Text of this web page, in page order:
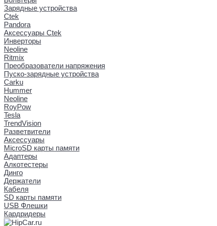
Зарядные устройства
Ctek
Pandora
Аксессуары Ctek
Инверторы
Neoline
Ritmix
Преобразователи напряжения
Пуско-зарядные устройства
Carku
Hummer
Neoline
RoyPow
Tesla
TrendVision
Разветвители
Аксессуары
MicroSD карты памяти
Адаптеры
Алкотестеры
Динго
Держатели
Кабеля
SD карты памяти
USB Флешки
Кардридеры